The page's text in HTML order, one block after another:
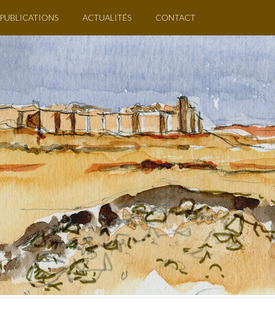
PUBLICATIONS ACTUALITÉS CONTACT